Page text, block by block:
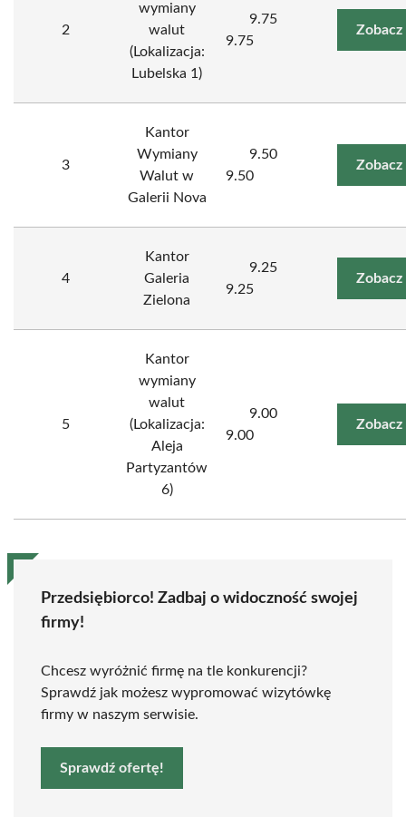
2
wymiany
walut
(Lokalizacja:
Lubelska 1)
9.75
9.75
Zobacz
3
Kantor
Wymiany
Walut w
Galerii Nova
9.50
9.50
Zobacz
4
Kantor
Galeria
Zielona
9.25
9.25
Zobacz
5
Kantor
wymiany
walut
(Lokalizacja:
Aleja
Partyzantów
6)
9.00
9.00
Zobacz
Przedsiębiorco! Zadbaj o widoczność swojej
firmy!
Chcesz wyróżnić firmę na tle konkurencji?
Sprawdź jak możesz wypromować wizytówkę
firmy w naszym serwisie.
Sprawdź ofertę!